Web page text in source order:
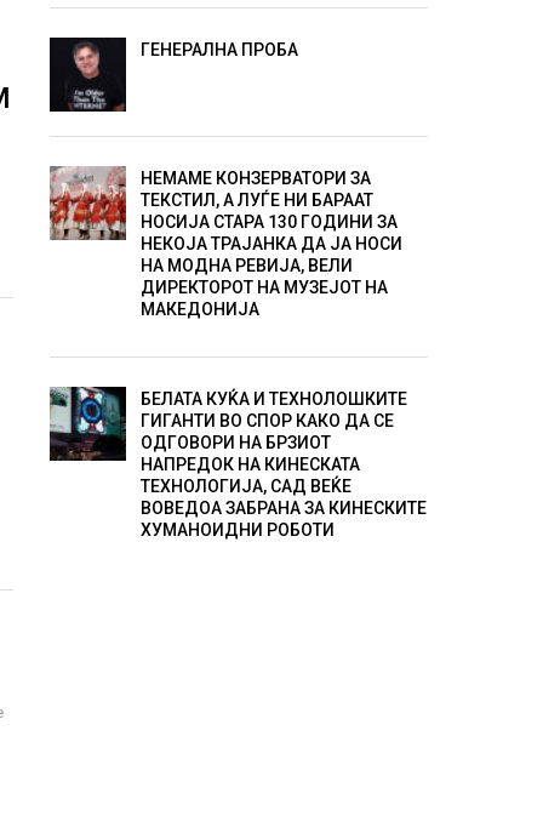
ГЕНЕРАЛНА ПРОБА
НЕМАМЕ КОНЗЕРВАТОРИ ЗА
ТЕКСТИЛ, А ЛУЃЕ НИ БАРААТ
НОСИЈА СТАРА 130 ГОДИНИ ЗА
НЕКОЈА ТРАЈАНКА ДА ЈА НОСИ
НА МОДНА РЕВИЈА, ВЕЛИ
ДИРЕКТОРОТ НА МУЗЕЈОТ НА
МАКЕДОНИЈА
БЕЛАТА КУЌА И ТЕХНОЛОШКИТЕ
ГИГАНТИ ВО СПОР КАКО ДА СЕ
ОДГОВОРИ НА БРЗИОТ
НАПРЕДОК НА КИНЕСКАТА
ТЕХНОЛОГИЈА, САД ВЕЌЕ
ВОВЕДОА ЗАБРАНА ЗА КИНЕСКИТЕ
ХУМАНОИДНИ РОБОТИ